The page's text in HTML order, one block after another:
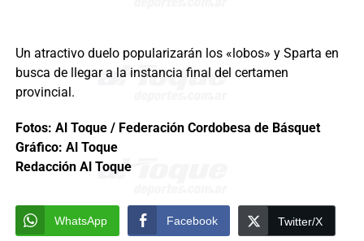
Un atractivo duelo popularizarán los «lobos» y Sparta en
busca de llegar a la instancia final del certamen
provincial.
Fotos: Al Toque / Federación Cordobesa de Básquet
Gráfico: Al Toque
Redacción Al Toque
WhatsApp Facebook Twitter/X